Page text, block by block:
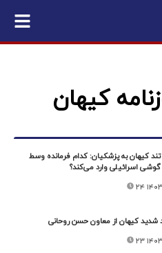
کیهان
کیهان به پزشکیان: کدام فرمانده وسط
اسرائیلی وارد می‌کند؟
شدید کیهان از معاون حسن روحانی